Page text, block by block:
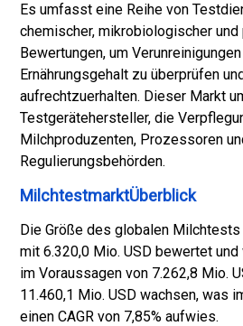
Es umfasst eine Reihe von
chemischer, mikrobiologischer
Bewertungen, um
Ernährungsgehalt zu überprüfen
aufrechtzuerhalten. Dieser Markt
Testgerätehersteller, die
Milchproduzenten, Prozessoren
Regulierungsbehörden.
MilchtestmarktÜberblick
Die Größe des globalen
mit 6.320,0 Mio. USD bewertet
im Voraussagen von 7.262,8 Mio.
11.460,1 Mio. USD wachsen, was
einen CAGR von 7,85% aufwies.